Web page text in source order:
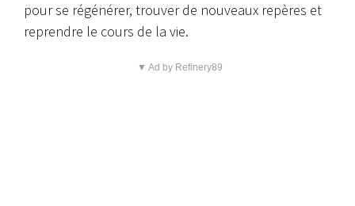
pour se régénérer, trouver de nouveaux repères et
reprendre le cours de la vie.
▼ Ad by Refinery89